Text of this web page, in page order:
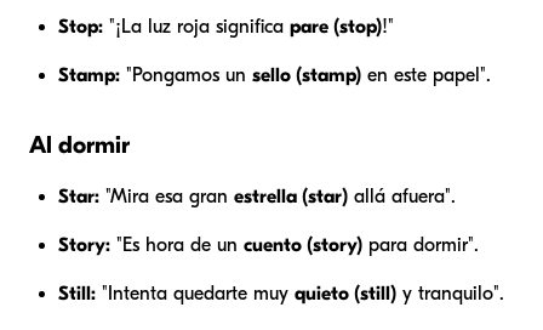
Stop: "¡La luz roja significa pare (stop)!"
Stamp: "Pongamos un sello (stamp) en este papel".
Al dormir
Star: "Mira esa gran estrella (star) allá afuera".
Story: "Es hora de un cuento (story) para dormir".
Still: "Intenta quedarte muy quieto (still) y tranquilo".